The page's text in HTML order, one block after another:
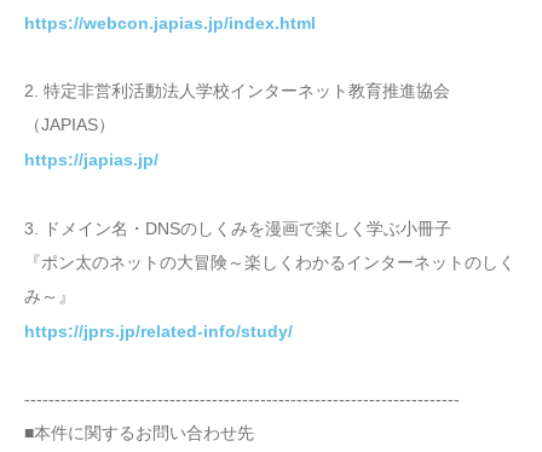
https://webcon.japias.jp/index.html
2. 特定非営利活動法人学校インターネット教育推進協会
（JAPIAS）
https://japias.jp/
3. ドメイン名・DNSのしくみを漫画で楽しく学ぶ小冊子
『ポン太のネットの大冒険～楽しくわかるインターネットのしく
み～』
https://jprs.jp/related-info/study/
------------------------------------------------------------------------
■本件に関するお問い合わせ先